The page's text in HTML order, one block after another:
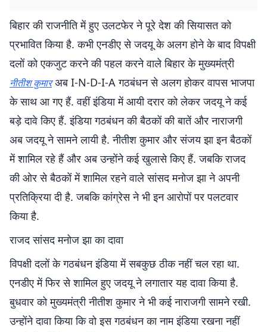
बिहार की राजनीति में हुए उलटफेर ने पूरे देश की सियासत को
प्रभावित किया है. कभी एनडीए से जदयू के अलग होने के बाद विपक्षी
दलों को एकजुट करने की पहल करने वाले बिहार के मुख्यमंत्री
नीतीश कुमारअब I-N-D-I-A गठबंधन से अलग होकर वापस भाजपा
के साथ आ गए हैं. वहीं इंडिया में आयी दरार को लेकर जदयू ने कई
बड़े दावे किए हैं. इंडिया गठबंधन की बैठकों की बातें और नाराजगी
अब जदयू ने सामने लायी है. नीतीश कुमार और संजय झा इन बैठकों
में शामिल रहे हैं और अब उन्होंने कई खुलासे किए हैं. जबकि राजद
की ओर से बैठकों में शामिल रहने वाले सांसद मनोज झा ने अपनी
प्रतिक्रिया दी है. जबकि कांग्रेस ने भी इन आरोपों पर पलटवार
किया है.
राजद सांसद मनोज झा का दावा
विपक्षी दलों के गठबंधन इंडिया में सबकुछ ठीक नहीं चल रहा था.
एनडीए में फिर से शामिल हुए जदयू ने लगातार यह दावा किया है.
बुधवार को मुख्यमंत्री नीतीश कुमार ने भी कई नाराजगी सामने रखी.
उन्होंने दावा किया कि वो इस गठबंधन का नाम इंडिया रखना नहीं